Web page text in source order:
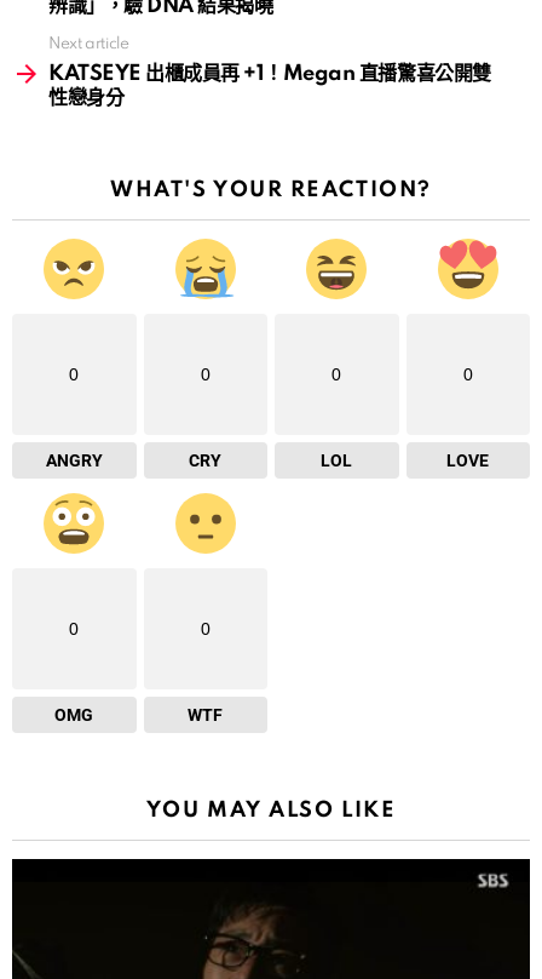
辨識」，驗 DNA 結果揭曉
Next article
KATSEYE 出櫃成員再 +1！Megan 直播驚喜公開雙
性戀身分
WHAT'S YOUR REACTION?
0
ANGRY
0
CRY
0
LOL
0
LOVE
0
OMG
0
WTF
YOU MAY ALSO LIKE